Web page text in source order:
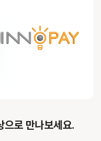
으로 만나보세요.